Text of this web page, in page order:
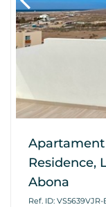
Apartament
Residence,
Abona
Ref. ID: VS5639VJR-